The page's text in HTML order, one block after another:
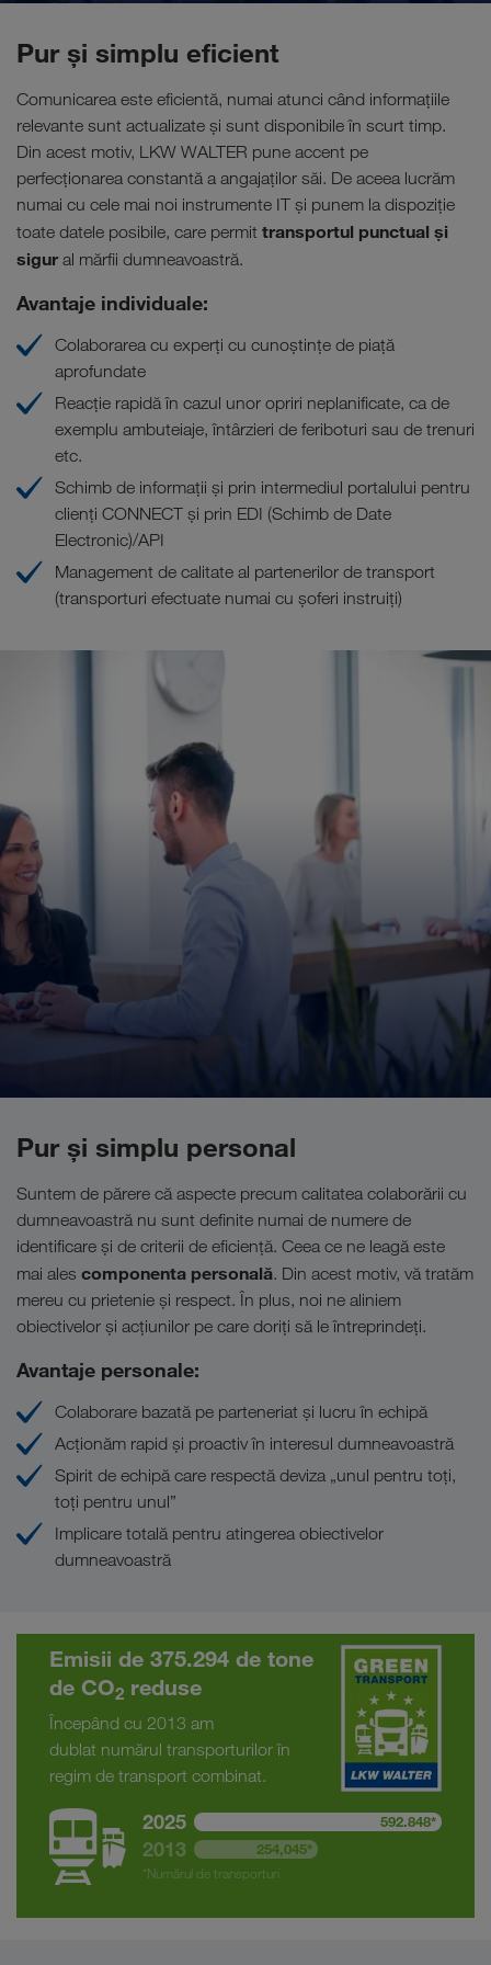
Pur și simplu eficient
Comunicarea este eficientă, numai atunci când informațiile
relevante sunt actualizate și sunt disponibile în scurt timp.
Din acest motiv, LKW WALTER pune accent pe
perfecționarea constantă a angajaților săi. De aceea lucrăm
numai cu cele mai noi instrumente IT și punem la dispoziție
toate datele posibile, care permit transportul punctual și
sigur al mărfii dumneavoastră.
Avantaje individuale:
Colaborarea cu experți cu cunoștințe de piață
aprofundate
Reacție rapidă în cazul unor opriri neplanificate, ca de
exemplu ambuteiaje, întârzieri de feriboturi sau de trenuri
etc.
Schimb de informații și prin intermediul portalului pentru
clienți CONNECT și prin EDI (Schimb de Date
Electronic)/API
Management de calitate al partenerilor de transport
(transporturi efectuate numai cu șoferi instruiți)
Pur și simplu personal
Suntem de părere că aspecte precum calitatea colaborării cu
dumneavoastră nu sunt definite numai de numere de
identificare și de criterii de eficiență. Ceea ce ne leagă este
mai ales componenta personală. Din acest motiv, vă tratăm
mereu cu prietenie și respect. În plus, noi ne aliniem
obiectivelor și acțiunilor pe care doriți să le întreprindeți.
Avantaje personale:
Colaborare bazată pe parteneriat și lucru în echipă
Acționăm rapid și proactiv în interesul dumneavoastră
Spirit de echipă care respectă deviza „unul pentru toți,
toți pentru unul”
Implicare totală pentru atingerea obiectivelor
dumneavoastră
Emisii de 375.294 de tone
de CO2 reduse
Începând cu 2013 am
dublat numărul transporturilor în
regim de transport combinat.
2025 592.848*
2013
254,045*
*Numărul de transporturi